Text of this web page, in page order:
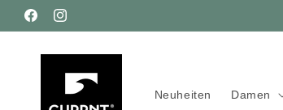
zum
Inhalt
FacebookInstagram
NEUE PIECES ONLINE
Neuheiten Damen